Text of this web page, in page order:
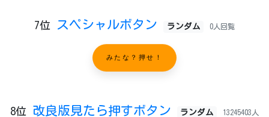
7位 スペシャルボタン ランダム 0人回覧
みたな？押せ！
8位 改良版見たら押すボタン ランダム 13245403人